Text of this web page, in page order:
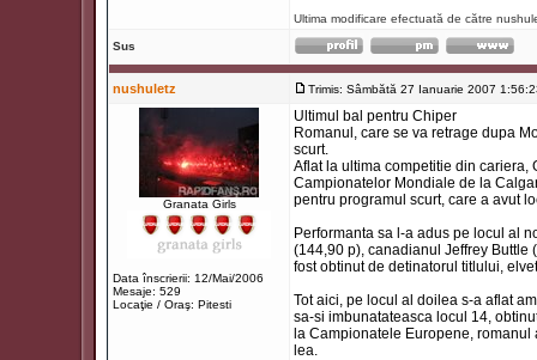
Ultima modificare efectuată de către
Sus
nushuletz Trimis: Sâmbătă 27 Ianuarie 2007
Granata Girls
Data înscrierii: 12/Mai/2006
Mesaje: 529
Locaţie / Oraş: Pitesti
Ultimul bal pentru Chiper
Romanul, care se va retrage dupa
scurt.
Aflat la ultima competitie din cariera,
Campionatelor Mondiale de la
pentru programul scurt, care a avut
Performanta sa l-a adus pe locul al
(144,90 p), canadianul Jeffrey Buttle
fost obtinut de detinatorul titlului,
Tot aici, pe locul al doilea s-a aflat
sa-si imbunatateasca locul 14,
la Campionatele Europene,
lea.